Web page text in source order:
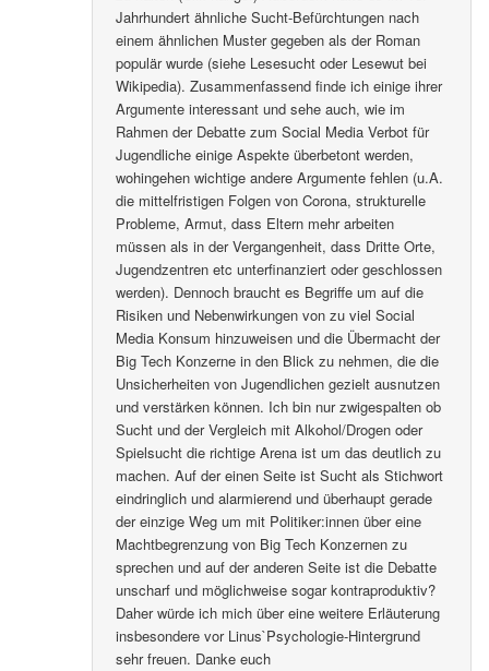
Jahrhundert ähnliche Sucht-Befürchtungen nach
einem ähnlichen Muster gegeben als der Roman
populär wurde (siehe Lesesucht oder Lesewut bei
Wikipedia). Zusammenfassend finde ich einige ihrer
Argumente interessant und sehe auch, wie im
Rahmen der Debatte zum Social Media Verbot für
Jugendliche einige Aspekte überbetont werden,
wohingehen wichtige andere Argumente fehlen (u.A.
die mittelfristigen Folgen von Corona, strukturelle
Probleme, Armut, dass Eltern mehr arbeiten
müssen als in der Vergangenheit, dass Dritte Orte,
Jugendzentren etc unterfinanziert oder geschlossen
werden). Dennoch braucht es Begriffe um auf die
Risiken und Nebenwirkungen von zu viel Social
Media Konsum hinzuweisen und die Übermacht der
Big Tech Konzerne in den Blick zu nehmen, die die
Unsicherheiten von Jugendlichen gezielt ausnutzen
und verstärken können. Ich bin nur zwigespalten ob
Sucht und der Vergleich mit Alkohol/Drogen oder
Spielsucht die richtige Arena ist um das deutlich zu
machen. Auf der einen Seite ist Sucht als Stichwort
eindringlich und alarmierend und überhaupt gerade
der einzige Weg um mit Politiker:innen über eine
Machtbegrenzung von Big Tech Konzernen zu
sprechen und auf der anderen Seite ist die Debatte
unscharf und möglichweise sogar kontraproduktiv?
Daher würde ich mich über eine weitere Erläuterung
insbesondere vor Linus`Psychologie-Hintergrund
sehr freuen. Danke euch